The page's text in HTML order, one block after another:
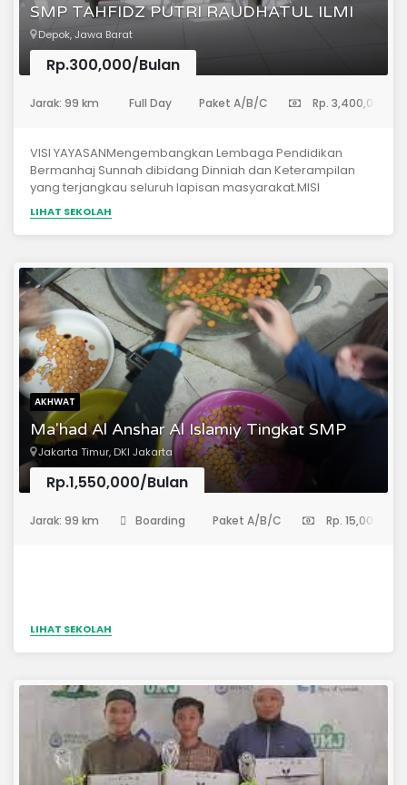
SMP TAHFIDZ PUTRI RAUDHATUL ILMI
Depok, Jawa Barat
Rp.300,000/Bulan
Jarak: 99 km Full Day Paket A/B/C Rp. 3,400,000
VISI YAYASANMengembangkan Lembaga Pendidikan
Bermanhaj Sunnah dibidang Dinniah dan Keterampilan
yang terjangkau seluruh lapisan masyarakat.MISI
YAYASANMenyediakan pendidikan Putri setara SMP yang
berorientasi pada hafalan Al-Qur’an dan Hadist serta
keterampilan.Menyediakan pendidikan Islam bagi
Arab)Menyediakan pelatihan keterampilan bagi
masyarakat (Komputer dan bisnis rumahan)
LIHAT SEKOLAH
AKHWAT
Ma'had Al Anshar Al Islamiy Tingkat SMP
Jakarta Timur, DKI Jakarta
Rp.1,550,000/Bulan
Jarak: 99 km Boarding Paket A/B/C Rp. 15,000,000
LIHAT SEKOLAH